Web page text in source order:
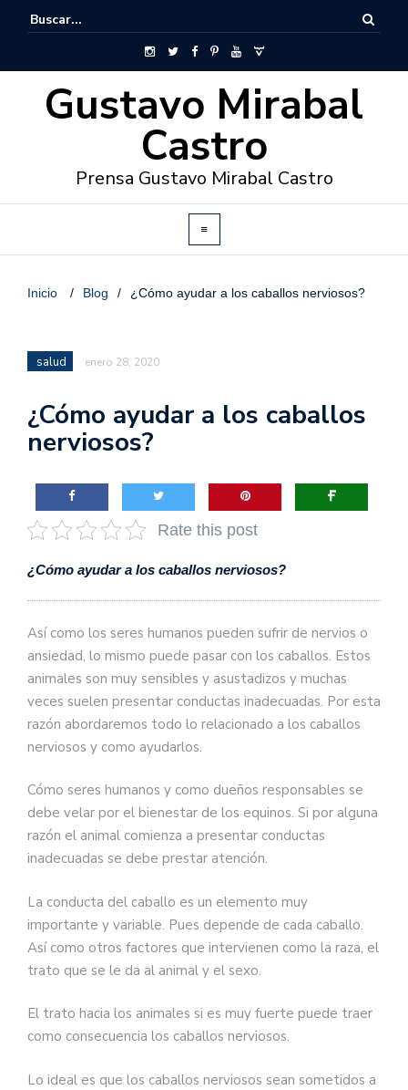
Gustavo Mirabal
Castro
Prensa Gustavo Mirabal Castro
Inicio / Blog / ¿Cómo ayudar a los caballos nerviosos?
salud enero 28, 2020
¿Cómo ayudar a los caballos
nerviosos?
Rate this post
¿Cómo ayudar a los caballos nerviosos?
Así como los seres humanos pueden sufrir de nervios o
ansiedad, lo mismo puede pasar con los caballos. Estos
animales son muy sensibles y asustadizos y muchas
veces suelen presentar conductas inadecuadas. Por esta
razón abordaremos todo lo relacionado a los caballos
nerviosos y como ayudarlos.
Cómo seres humanos y como dueños responsables se
debe velar por el bienestar de los equinos. Si por alguna
razón el animal comienza a presentar conductas
inadecuadas se debe prestar atención.
La conducta del caballo es un elemento muy
importante y variable. Pues depende de cada caballo.
Así como otros factores que intervienen como la raza, el
trato que se le da al animal y el sexo.
El trato hacia los animales si es muy fuerte puede traer
como consecuencia los caballos nerviosos.
Lo ideal es que los caballos nerviosos sean sometidos a